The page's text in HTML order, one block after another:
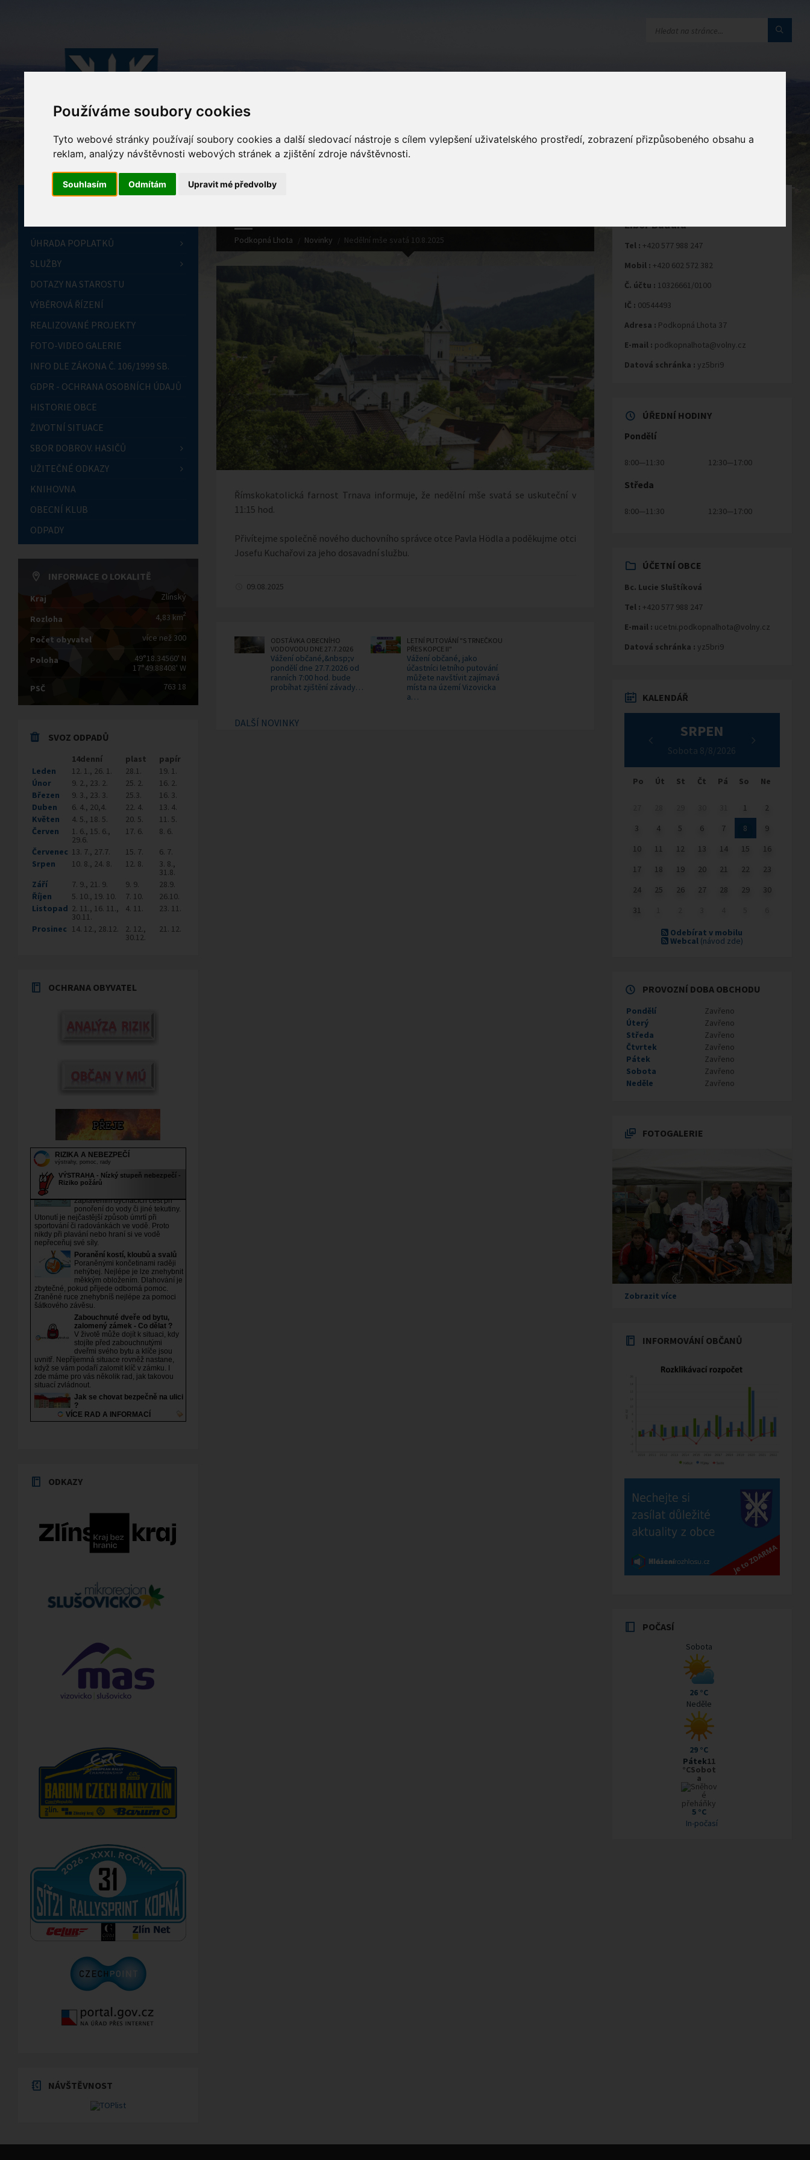
Používáme soubory cookies
Tyto webové stránky používají soubory cookies a další sledovací nástroje s cílem vylepšení uživatelského prostředí, zobrazení přizpůsobeného obsahu a
reklam, analýzy návštěvnosti webových stránek a zjištění zdroje návštěvnosti.
Souhlasím Odmítám Upravit mé předvolby
Podkopná Lhota Novinky Nedělní mše svatá 10.8.2025
Římskokatolická farnost Trnava informuje, že nedělní mše svatá se uskuteční v
11:15 hod.
Přivítejme společně nového duchovního správce otce Pavla Hödla a poděkujme otci
Josefu Kuchařovi za jeho dosavadní službu.
09.08.2025
ODSTÁVKA OBECNÍHO
VODOVODU DNE 27.7.2026
Vážení občané,&nbsp;v
pondělí dne 27.7.2026 od
ranních 7:00 hod. bude
probíhat zjištění závady…
LETNÍ PUTOVÁNÍ "S TRNEČKOU
PŘES KOPCE II"
Vážení občané, jako
účastníci letního putování
můžete navštívit zajímavá
místa na území Vizovicka
a…
DALŠÍ NOVINKY
ÚHRADA POPLATKŮ
SLUŽBY
DOTAZY NA STAROSTU
VÝBĚROVÁ ŘÍZENÍ
REALIZOVANÉ PROJEKTY
FOTO-VIDEO GALERIE
INFO DLE ZÁKONA Č. 106/1999 SB.
GDPR - OCHRANA OSOBNÍCH ÚDAJŮ
HISTORIE OBCE
ŽIVOTNÍ SITUACE
SBOR DOBROV. HASIČŮ
UŽITEČNÉ ODKAZY
KNIHOVNA
OBECNÍ KLUB
ODPADY
INFORMACE O LOKALITĚ
Kraj Zlínský
Rozloha 4,83 km2
Počet obyvatel více než 300
Poloha
49°18.34560' N
17°49.88408' W
PSČ
763 18
SVOZ ODPADŮ
14denní plast
papír
Leden
12. 1., 26. 1. 28.1.
19. 1.
Únor
9. 2., 23. 2. 25. 2.
16. 2.
Březen
9. 3., 23. 3. 25.3.
16. 3.
Duben
6. 4., 20,4. 22. 4.
13. 4.
Květen
4. 5., 18. 5. 20. 5.
11. 5.
Červen
1. 6., 15. 6.,
29.6.
17. 6.
8. 6.
Červenec 13. 7., 27.7. 15. 7.
6. 7.
Srpen
10. 8., 24. 8. 12. 8. 3. 8.,
31.8.
Září
7. 9., 21. 9. 9. 9.
28.9.
Říjen
5. 10., 19. 10. 7. 10.
26.10.
Listopad 2. 11., 16. 11.,
30.11.
4. 11.
23. 11.
Prosinec 14. 12., 28.12. 2. 12.,
30.12.
21. 12.
OCHRANA OBYVATEL
ODKAZY
NÁVŠTĚVNOST
Libor Baďura
Tel : +420 577 988 247
Mobil : +420 602 572 382
Č. účtu : 10326661/0100
IČ : 00544493
Adresa : Podkopná Lhota 37
E-mail : podkopnalhota@volny.cz
Datová schránka : yz5bri9
ÚŘEDNÍ HODINY
Pondělí
8:00—11:30 12:30—17:00
Středa
8:00—11:30 12:30—17:00
ÚČETNÍ OBCE
Bc. Lucie Sluštíková
Tel : +420 577 988 247
E-mail : ucetni.podkopnalhota@volny.cz
Datová schránka : yz5bri9
KALENDÁŘ
SRPEN
Sobota 8/8/2026
Po Út St Čt Pá So Ne
1
2
3
4 5 6 7 8
9
10
11 12 13 14 15
16
17
18 19 20 21 22
23
24
25 26 27 28 29
30
31
Odebírat v mobilu
Webcal (návod zde)
PROVOZNÍ DOBA OBCHODU
Pondělí
Zavřeno
Úterý
Zavřeno
Středa
Zavřeno
Čtvrtek
Zavřeno
Pátek
Zavřeno
Sobota
Zavřeno
Neděle
Zavřeno
FOTOGALERIE
Zobrazit více
INFORMOVÁNÍ OBČANŮ
POČASÍ
Sobota
26 °C
Neděle
29 °C
Pátek11
°CSobot
a
5 °C
In-počasí